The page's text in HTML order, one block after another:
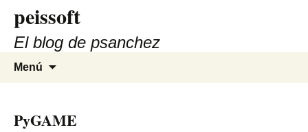
contenido
peissoft
El blog de psanchez
Menú
PyGAME